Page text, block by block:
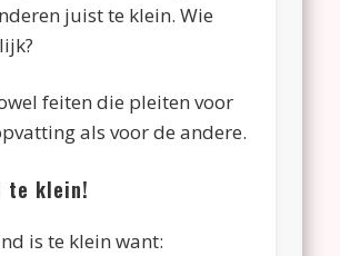
juist te klein. Wie
feiten die pleiten voor
als voor de andere.
te klein!
is te klein want: